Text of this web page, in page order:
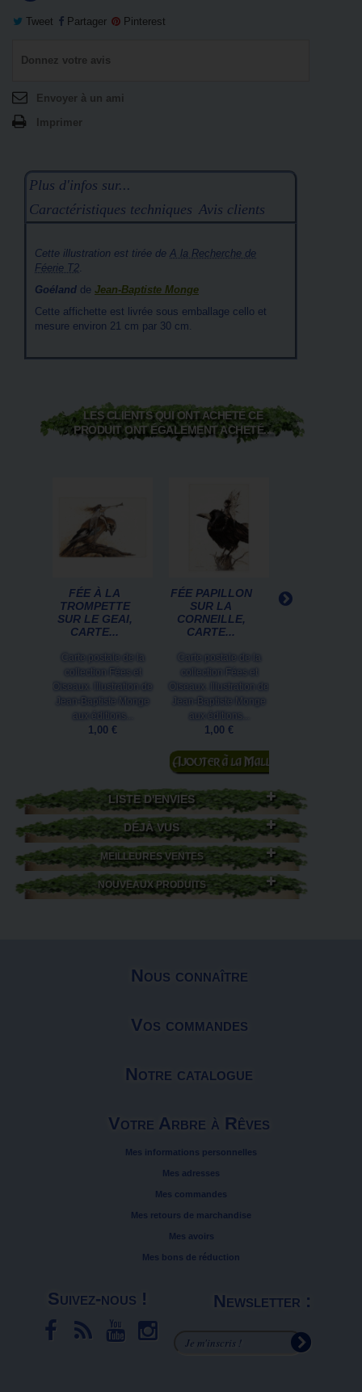
Tweet Partager Pinterest
Donnez votre avis
Envoyer à un ami
Imprimer
Plus d'infos sur...
Caractéristiques techniques Avis clients
Cette illustration est tirée de A la Recherche de
Féerie T2.
Goéland de Jean-Baptiste Monge
Cette affichette est livrée sous emballage cello et
mesure environ 21 cm par 30 cm.
LES CLIENTS QUI ONT ACHETÉ CE
PRODUIT ONT ÉGALEMENT ACHETÉ...
FÉE À LA
TROMPETTE
SUR LE GEAI,
CARTE...
Carte postale de la
collection Fées et
Oiseaux. Illustration de
Jean-Baptiste Monge
aux éditions...
1,00 €
FÉE PAPILLON
SUR LA
CORNEILLE,
CARTE...
Carte postale de la
collection Fées et
Oiseaux. Illustration de
Jean-Baptiste Monge
aux éditions...
1,00 €
Ajouter au
panier
LISTE D'ENVIES
DÉJÀ VUS
MEILLEURES VENTES
NOUVEAUX PRODUITS
Nous connaître
Vos commandes
Notre catalogue
Votre Arbre à Rêves
Mes informations personnelles
Mes adresses
Mes commandes
Mes retours de marchandise
Mes avoirs
Mes bons de réduction
Suivez-nous ! Newsletter :